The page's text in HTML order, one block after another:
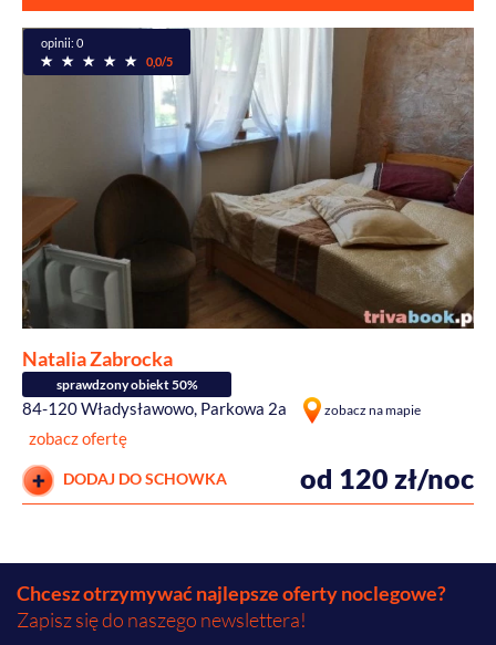
opinii: 0
0,0/5
Natalia Zabrocka
sprawdzony obiekt 50%
84-120 Władysławowo, Parkowa 2a zobacz na mapie
zobacz ofertę
DODAJ DO SCHOWKA od 120 zł/noc
Chcesz otrzymywać najlepsze oferty noclegowe?
Zapisz się do naszego newslettera!